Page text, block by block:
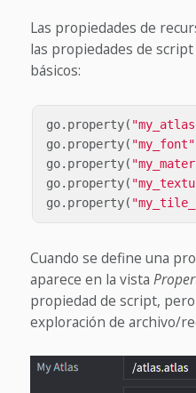
Las propiedades de
las propiedades de
básicos:
go. property(
go. property( "my_font"
go. property(
go. property(
go. property(
Cuando se define una
aparece en la vista
propiedad de script,
exploración de archivo/